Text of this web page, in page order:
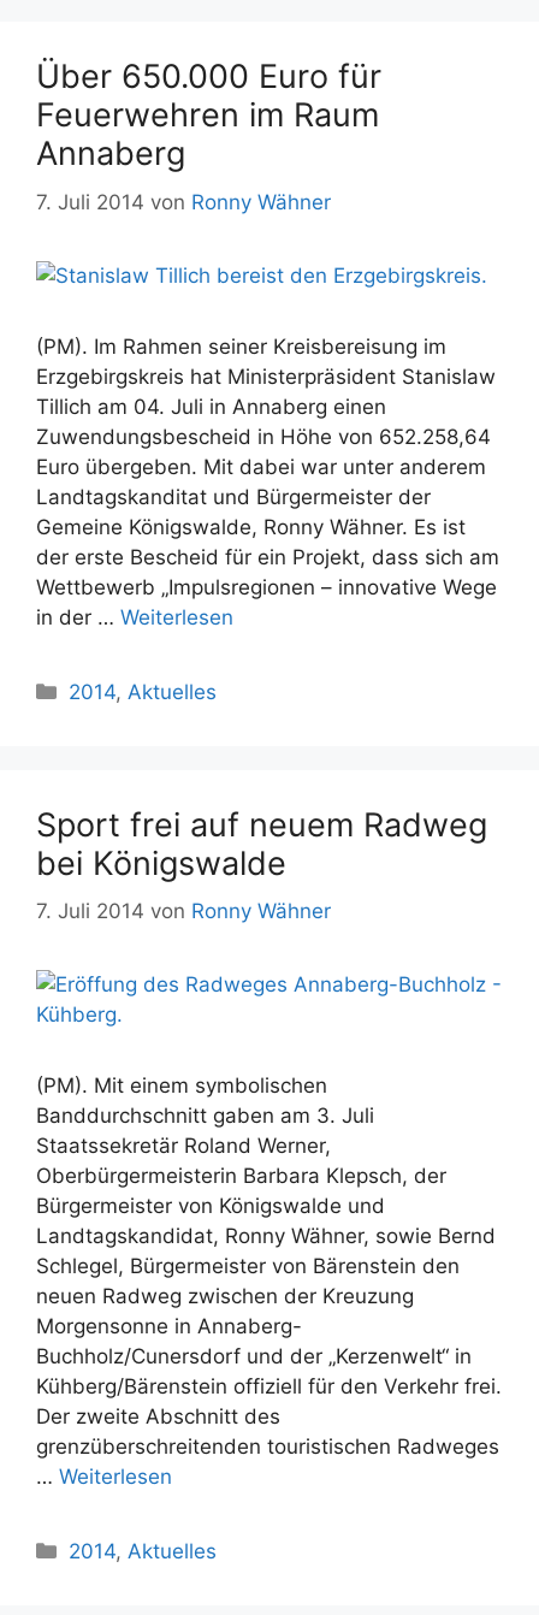
Über 650.000 Euro für
Feuerwehren im Raum
Annaberg
7. Juli 2014 von Ronny Wähner
(PM). Im Rahmen seiner Kreisbereisung im
Erzgebirgskreis hat Ministerpräsident Stanislaw
Tillich am 04. Juli in Annaberg einen
Zuwendungsbescheid in Höhe von 652.258,64
Euro übergeben. Mit dabei war unter anderem
Landtagskanditat und Bürgermeister der
Gemeine Königswalde, Ronny Wähner. Es ist
der erste Bescheid für ein Projekt, dass sich am
Wettbewerb „Impulsregionen – innovative Wege
in der … Weiterlesen
Kategorien
2014, Aktuelles
Sport frei auf neuem Radweg
bei Königswalde
7. Juli 2014 von Ronny Wähner
(PM). Mit einem symbolischen
Banddurchschnitt gaben am 3. Juli
Staatssekretär Roland Werner,
Oberbürgermeisterin Barbara Klepsch, der
Bürgermeister von Königswalde und
Landtagskandidat, Ronny Wähner, sowie Bernd
Schlegel, Bürgermeister von Bärenstein den
neuen Radweg zwischen der Kreuzung
Morgensonne in Annaberg-
Buchholz/Cunersdorf und der „Kerzenwelt“ in
Kühberg/Bärenstein offiziell für den Verkehr frei.
Der zweite Abschnitt des
grenzüberschreitenden touristischen Radweges
… Weiterlesen
Kategorien
2014,Aktuelles